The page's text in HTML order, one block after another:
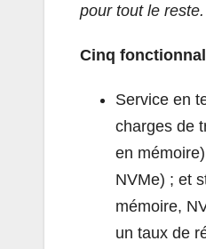
pour tout le
Cinq
Service en
charges de
en
NVMe) ; et
mémoire,
un taux de